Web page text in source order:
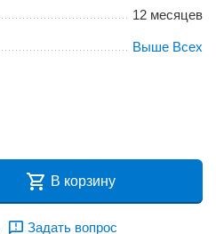
12 месяцев
Выше Всех
В корзину
Задать вопрос